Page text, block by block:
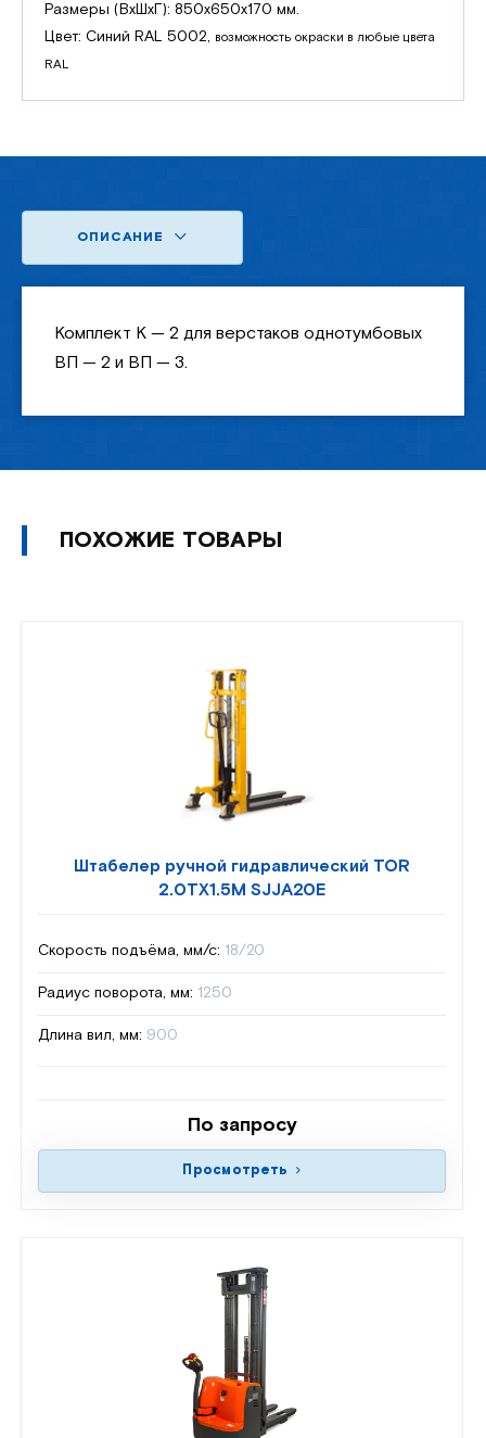
Размеры (ВхШхГ): 850х650х170 мм.
Цвет: Синий RAL 5002, возможность окраски в любые цвета
RAL
ОПИСАНИЕ
Комплект К — 2 для верстаков однотумбовых
ВП — 2 и ВП — 3.
ПОХОЖИЕ ТОВАРЫ
Штабелер ручной гидравлический TOR
2.0TX1.5M SJJA20E
Скорость подъёма, мм/с: 18/20
Радиус поворота, мм: 1250
Длина вил, мм: 900
По запросу
Просмотреть